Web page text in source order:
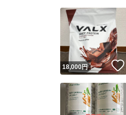
18,000円